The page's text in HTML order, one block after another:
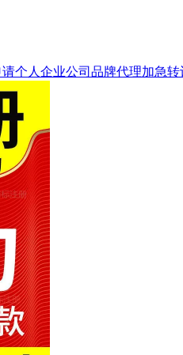
个人企业公司品牌代理加急